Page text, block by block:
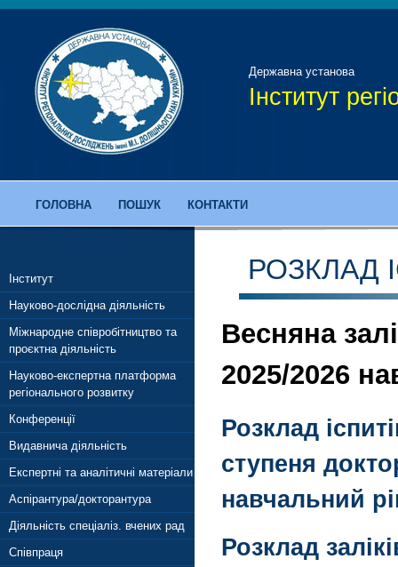
Державна установа
Інститут
ГОЛОВНА ПОШУК КОНТАКТИ
Інститут
Науково-дослідна діяльність
Міжнародне співробітництво та
проєктна діяльність
Науково-експертна платформа
регіонального розвитку
Конференції
Видавнича діяльність
Експертні та аналітичні матеріали
Аспірантура/докторантура
Діяльність спеціаліз. вчених рад
Співпраця
РОЗКЛАД
Весняна
2025/2026
Розклад
ступеня
навчальний
Розклад